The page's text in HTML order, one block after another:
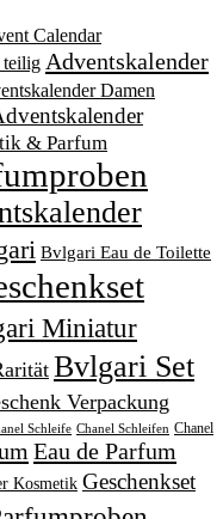
Calendar
teilig Adventskalender
Damen
& Parfum
Bvlgari Eau de Toilette
Miniatur
Bvlgari Set
Verpackung
Schleife Chanel Schleifen Chanel
Eau de Parfum
Kosmetik Geschenkset